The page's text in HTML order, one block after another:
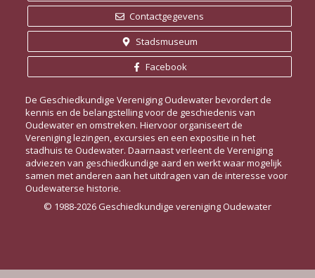
Contactgegevens
Stadsmuseum
Facebook
De Geschiedkundige Vereniging Oudewater bevordert de
kennis en de belangstelling voor de geschiedenis van
Oudewater en omstreken. Hiervoor organiseert de
Vereniging lezingen, excursies en een expositie in het
stadhuis te Oudewater. Daarnaast verleent de Vereniging
adviezen van geschiedkundige aard en werkt waar mogelijk
samen met anderen aan het uitdragen van de interesse voor
Oudewaterse historie.
© 1988-2026 Geschiedkundige vereniging Oudewater